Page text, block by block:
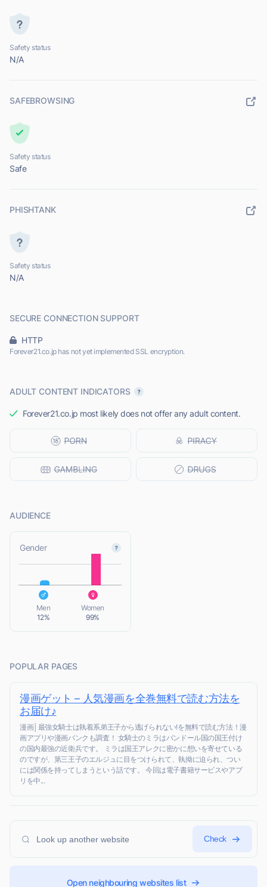
Safety status
N/A
SAFEBROWSING
Safety status
Safe
PHISHTANK
Safety status
N/A
SECURE CONNECTION SUPPORT
HTTP
Forever21.co.jp has not yet implemented SSL encryption.
ADULT CONTENT INDICATORS
Forever21.co.jp most likely does not offer any adult content.
AUDIENCE
Gender
Men
12%
Women
99%
POPULAR PAGES
漫画ゲット – 人気漫画を全巻無料で読む方法を
お届け♪
漫画│最強女騎士は執着系弟王子から逃げられない!を無料で読む方法！漫
画アプリや漫画バンクも調査！ 女騎士のミラはバンドール国の国王付け
の国内最強の近衛兵です。 ミラは国王アレクに密かに想いを寄せている
のですが、第三王子のエルジュに目をつけられて、執拗に迫られ、つい
には関係を持ってしまうという話です。 今回は電子書籍サービスやアプ
リを中...
Check
Open neighbouring websites list